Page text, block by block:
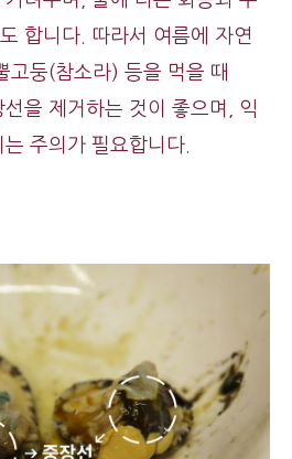
합니다. 따라서 여름에 자연
고둥(참소라) 등을 먹을 때
을 제거하는 것이 좋으며, 익
주의가 필요합니다.